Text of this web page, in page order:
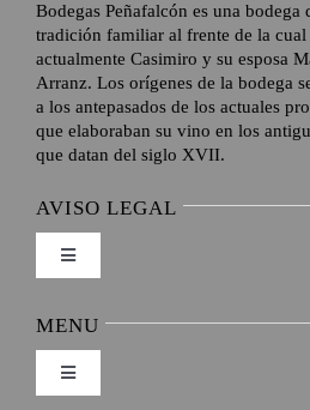
Bodegas Peñafalcón es una bodega
tradición familiar al frente de la cual
actualmente Casimiro y su esposa
Arranz. Los orígenes de la bodega
a los antepasados de los actuales
que elaboraban su vino en los
que datan del siglo XVII.
AVISO LEGAL
Toggle
Navigation
Envíos y Devoluciones
Formas de pago
MENU
Toggle
Navigation